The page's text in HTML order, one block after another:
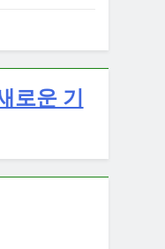
로운 기